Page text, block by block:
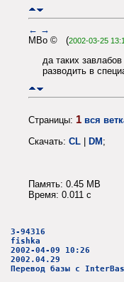
← →
MBo © (2002-03-25
да таких
разводить в
Страницы: 1 вся
Скачать: CL | DM;
Память: 0.45 MB
Время: 0.011 c
3-94316
fishka
2002-04-09 10:26
2002.04.29
Перевод базы с